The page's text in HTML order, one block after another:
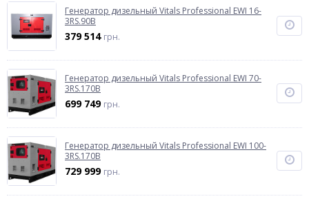
Генератор дизельный Vitals Professional EWI 16-
3RS.90B
379 514 грн.
Генератор дизельный Vitals Professional EWI 70-
3RS.170B
699 749 грн.
Генератор дизельный Vitals Professional EWI 100-
3RS.170B
729 999 грн.